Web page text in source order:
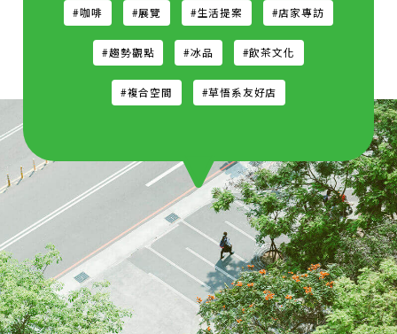
#咖啡 #展覽 #生活提案 #店家專訪
#趨勢觀點 #冰品 #飲茶文化
#複合空間 #草悟系友好店